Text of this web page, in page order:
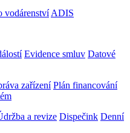
vodárenství ADIS
Evidence smluv Datové
zařízení Plán financování
a revize Dispečink Denní